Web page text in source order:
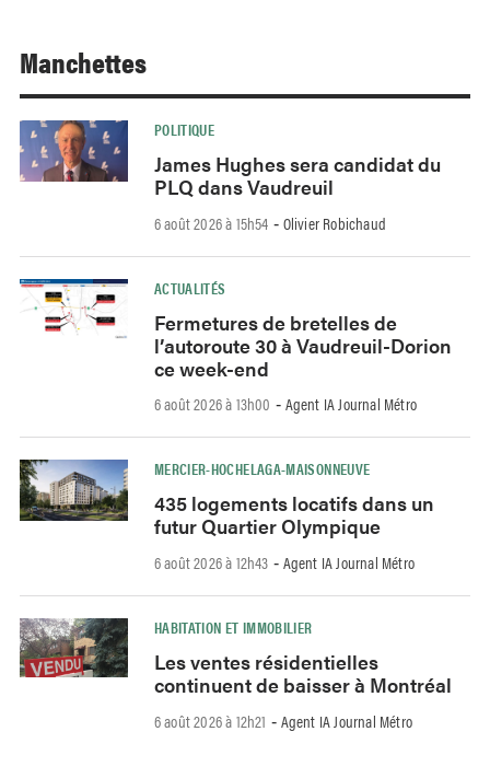
Manchettes
POLITIQUE
James Hughes sera candidat du
PLQ dans Vaudreuil
6 août 2026 à 15h54 - Olivier Robichaud
ACTUALITÉS
Fermetures de bretelles de
l’autoroute 30 à Vaudreuil-Dorion
ce week-end
6 août 2026 à 13h00 - Agent IA Journal Métro
MERCIER-HOCHELAGA-MAISONNEUVE
435 logements locatifs dans un
futur Quartier Olympique
6 août 2026 à 12h43 - Agent IA Journal Métro
HABITATION ET IMMOBILIER
Les ventes résidentielles
continuent de baisser à Montréal
6 août 2026 à 12h21 - Agent IA Journal Métro